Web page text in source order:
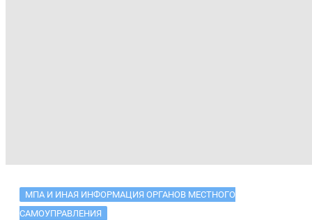
МПА И ИНАЯ ИНФОРМАЦИЯ ОРГАНОВ МЕСТНОГО
САМОУПРАВЛЕНИЯ